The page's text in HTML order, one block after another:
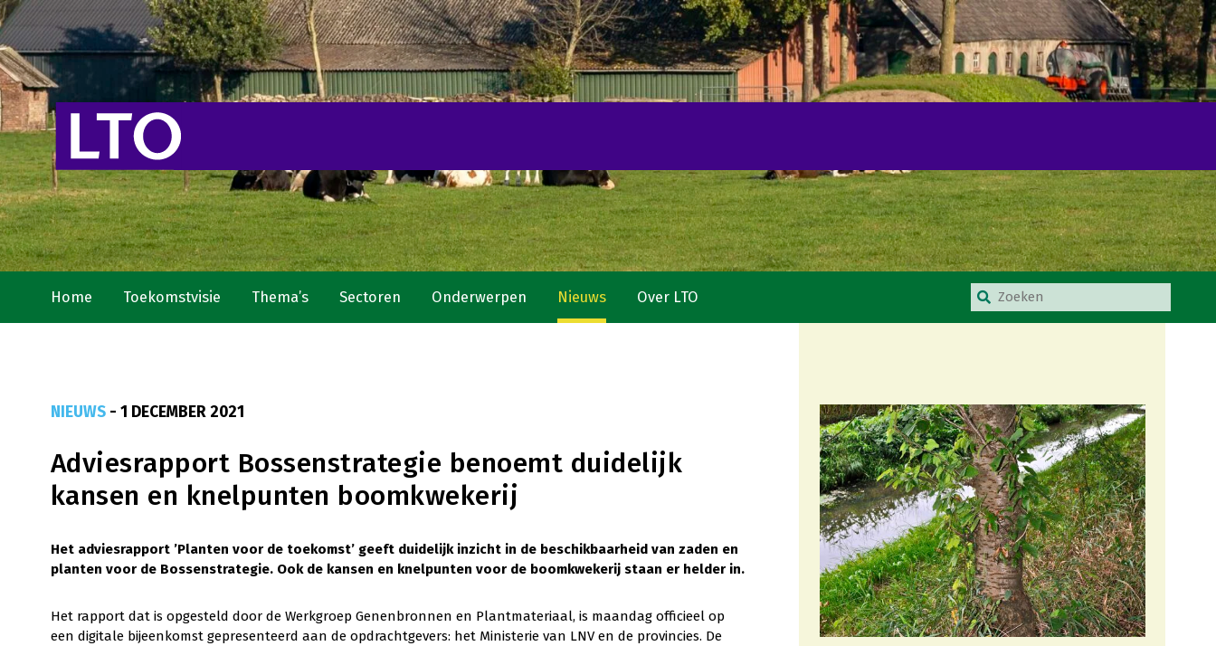
Home Toekomstvisie Thema’s Sectoren Onderwerpen Nieuws Over LTO
NIEUWS- 1 DECEMBER 2021
Adviesrapport Bossenstrategie benoemt duidelijk
kansen en knelpunten boomkwekerij
Het adviesrapport ’Planten voor de toekomst’ geeft duidelijk inzicht in de beschikbaarheid van zaden en
planten voor de Bossenstrategie. Ook de kansen en knelpunten voor de boomkwekerij staan er helder in.
Het rapport dat is opgesteld door de Werkgroep Genenbronnen en Plantmateriaal, is maandag officieel op
een digitale bijeenkomst gepresenteerd aan de opdrachtgevers: het Ministerie van LNV en de provincies. De